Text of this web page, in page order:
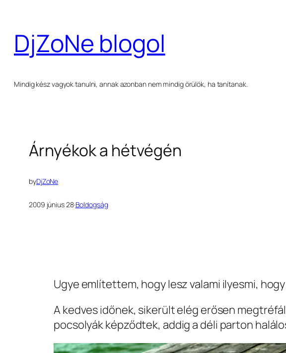
tartalomhoz
DjZoNe blogol
Mindig kész vagyok tanulni, annak azonban nem mindig örülök, ha tanítanak.
Árnyékok a hétvégén
byDjZoNe
2009 június 28·Boldogság
Ugye említettem, hogy lesz valami ilyesmi,
A kedves időnek, sikerült elég erősen
pocsolyák képződtek, addig a déli parton